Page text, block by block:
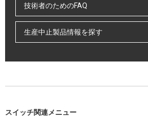
技術者のためのFAQ
生産中止製品情報を探す
スイッチ関連メニュー